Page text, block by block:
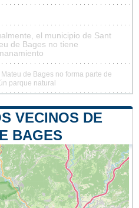
el municipio de Sant
de Bages no tiene
Mateu de Bages no forma parte de
parque natural
VECINOS DE
BAGES